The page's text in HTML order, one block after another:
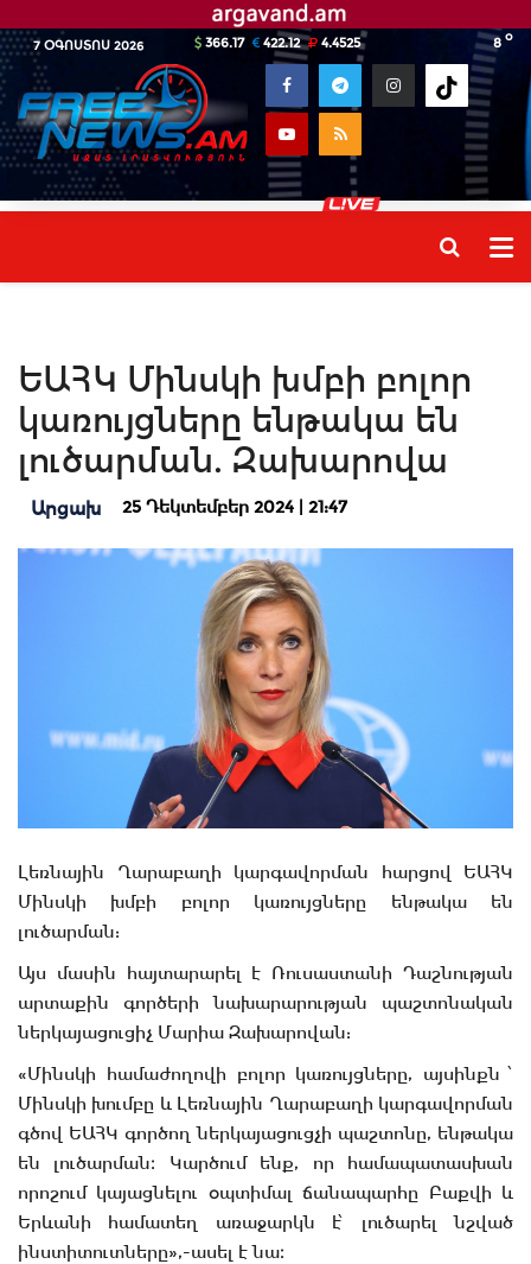
7 ՕԳՈՍՏՈՍ 2026 8 o
366.17 422.12 4.4525
ԵԱՀԿ Մինսկի խմբի բոլոր
կառույցները ենթակա են
լուծարման. Զախարովա
Արցախ 25 Դեկտեմբեր 2024 | 21:47
Լեռնային Ղարաբաղի կարգավորման հարցով ԵԱՀԿ
Մինսկի խմբի բոլոր կառույցները ենթակա են
լուծարման:
Այս մասին հայտարարել է Ռուսաստանի Դաշնության
արտաքին գործերի նախարարության պաշտոնական
ներկայացուցիչ Մարիա Զախարովան:
«Մինսկի համաժողովի բոլոր կառույցները, այսինքն ՝
Մինսկի խումբը և Լեռնային Ղարաբաղի կարգավորման
գծով ԵԱՀԿ գործող ներկայացուցչի պաշտոնը, ենթակա
են լուծարման։ Կարծում ենք, որ համապատասխան
որոշում կայացնելու օպտիմալ ճանապարհը Բաքվի և
Երևանի համատեղ առաջարկն է՝ լուծարել նշված
ինստիտուտները»,-ասել է նա։